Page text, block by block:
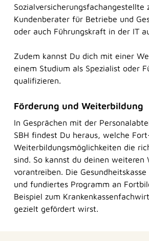
Sozialversicherungsfachangestellte
Kundenberater für Betriebe und
oder auch Führungskraft in der IT
Zudem kannst Du dich mit einer
einem Studium als Spezialist oder
qualifizieren.
Förderung und Weiterbildung
In Gesprächen mit der
SBH findest Du heraus, welche
Weiterbildungsmöglichkeiten die
sind. So kannst du deinen weiteren
vorantreiben. Die
und fundiertes Programm an
Beispiel zum
gezielt gefördert wirst.